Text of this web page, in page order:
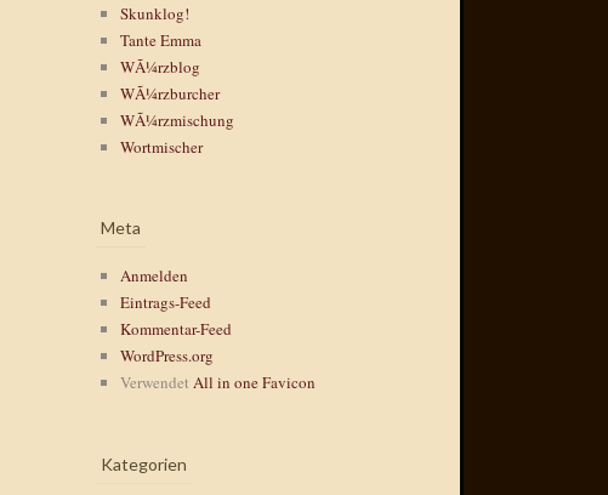
Skunklog!
Tante Emma
WÃ¼rzblog
WÃ¼rzburcher
WÃ¼rzmischung
Wortmischer
Meta
Anmelden
Eintrags-Feed
Kommentar-Feed
WordPress.org
Verwendet All in one Favicon
Kategorien